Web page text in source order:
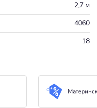
2,7 м
4060
18